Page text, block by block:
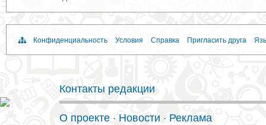
Конфиденциальность Условия Справка Пригласить друга
Контакты редакции
О проекте · Новости · Реклама